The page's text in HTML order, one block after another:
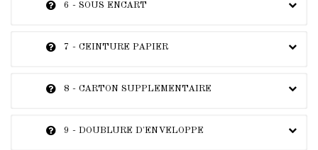
6 - SOUS ENCART
7 - CEINTURE PAPIER
8 - CARTON SUPPLEMENTAIRE
9 - DOUBLURE D'ENVELOPPE